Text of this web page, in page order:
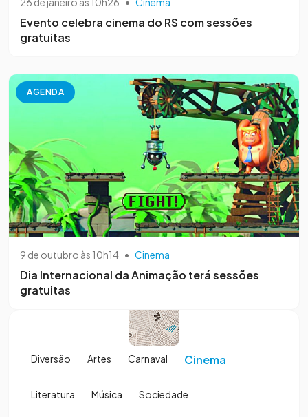
Evento celebra cinema do RS com sessões
gratuitas
AGENDA
9 de outubro às 10h14 • Cinema
Dia Internacional da Animação terá sessões
gratuitas
Diversão Artes Carnaval Cinema
Literatura Música Sociedade